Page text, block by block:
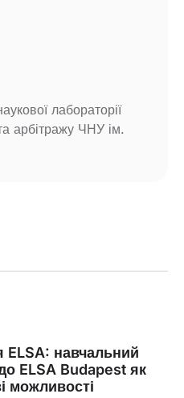
лабораторії
арбітражу ЧНУ ім.
ELSA: навчальний
ELSA Budapest як
можливості